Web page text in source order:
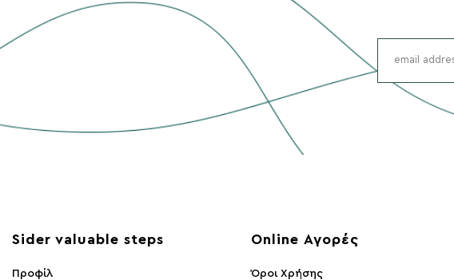
Sider valuable steps
Προφίλ
Online Αγορές
Όροι Χρήσης